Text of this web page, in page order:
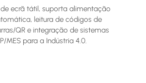
de ecrã tátil, suporta alimentação
leitura de códigos de
QR e integração de sistemas
MES para a Indústria 4.0.